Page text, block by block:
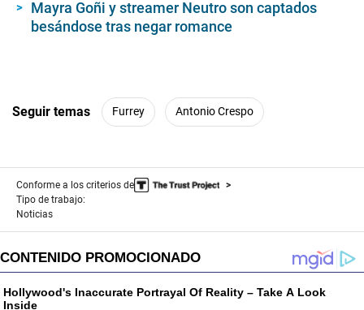
Mayra Goñi y streamer Neutro son captados
besándose tras negar romance
Seguir temas Furrey Antonio Crespo
Conforme a los criterios de
Tipo de trabajo:
Noticias